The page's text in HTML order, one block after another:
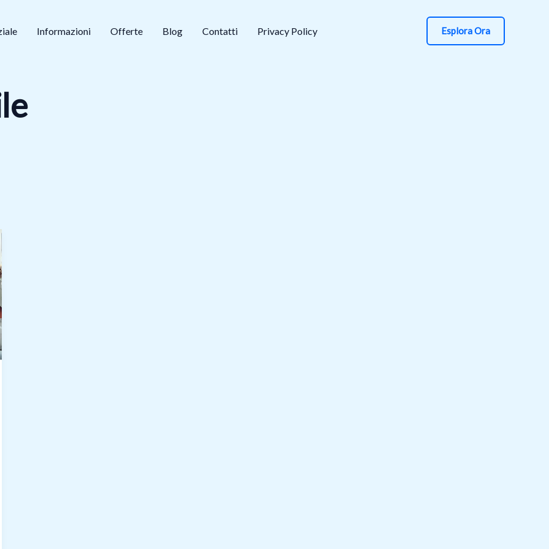
Informazioni Offerte Blog Contatti Privacy Policy Esplora Ora